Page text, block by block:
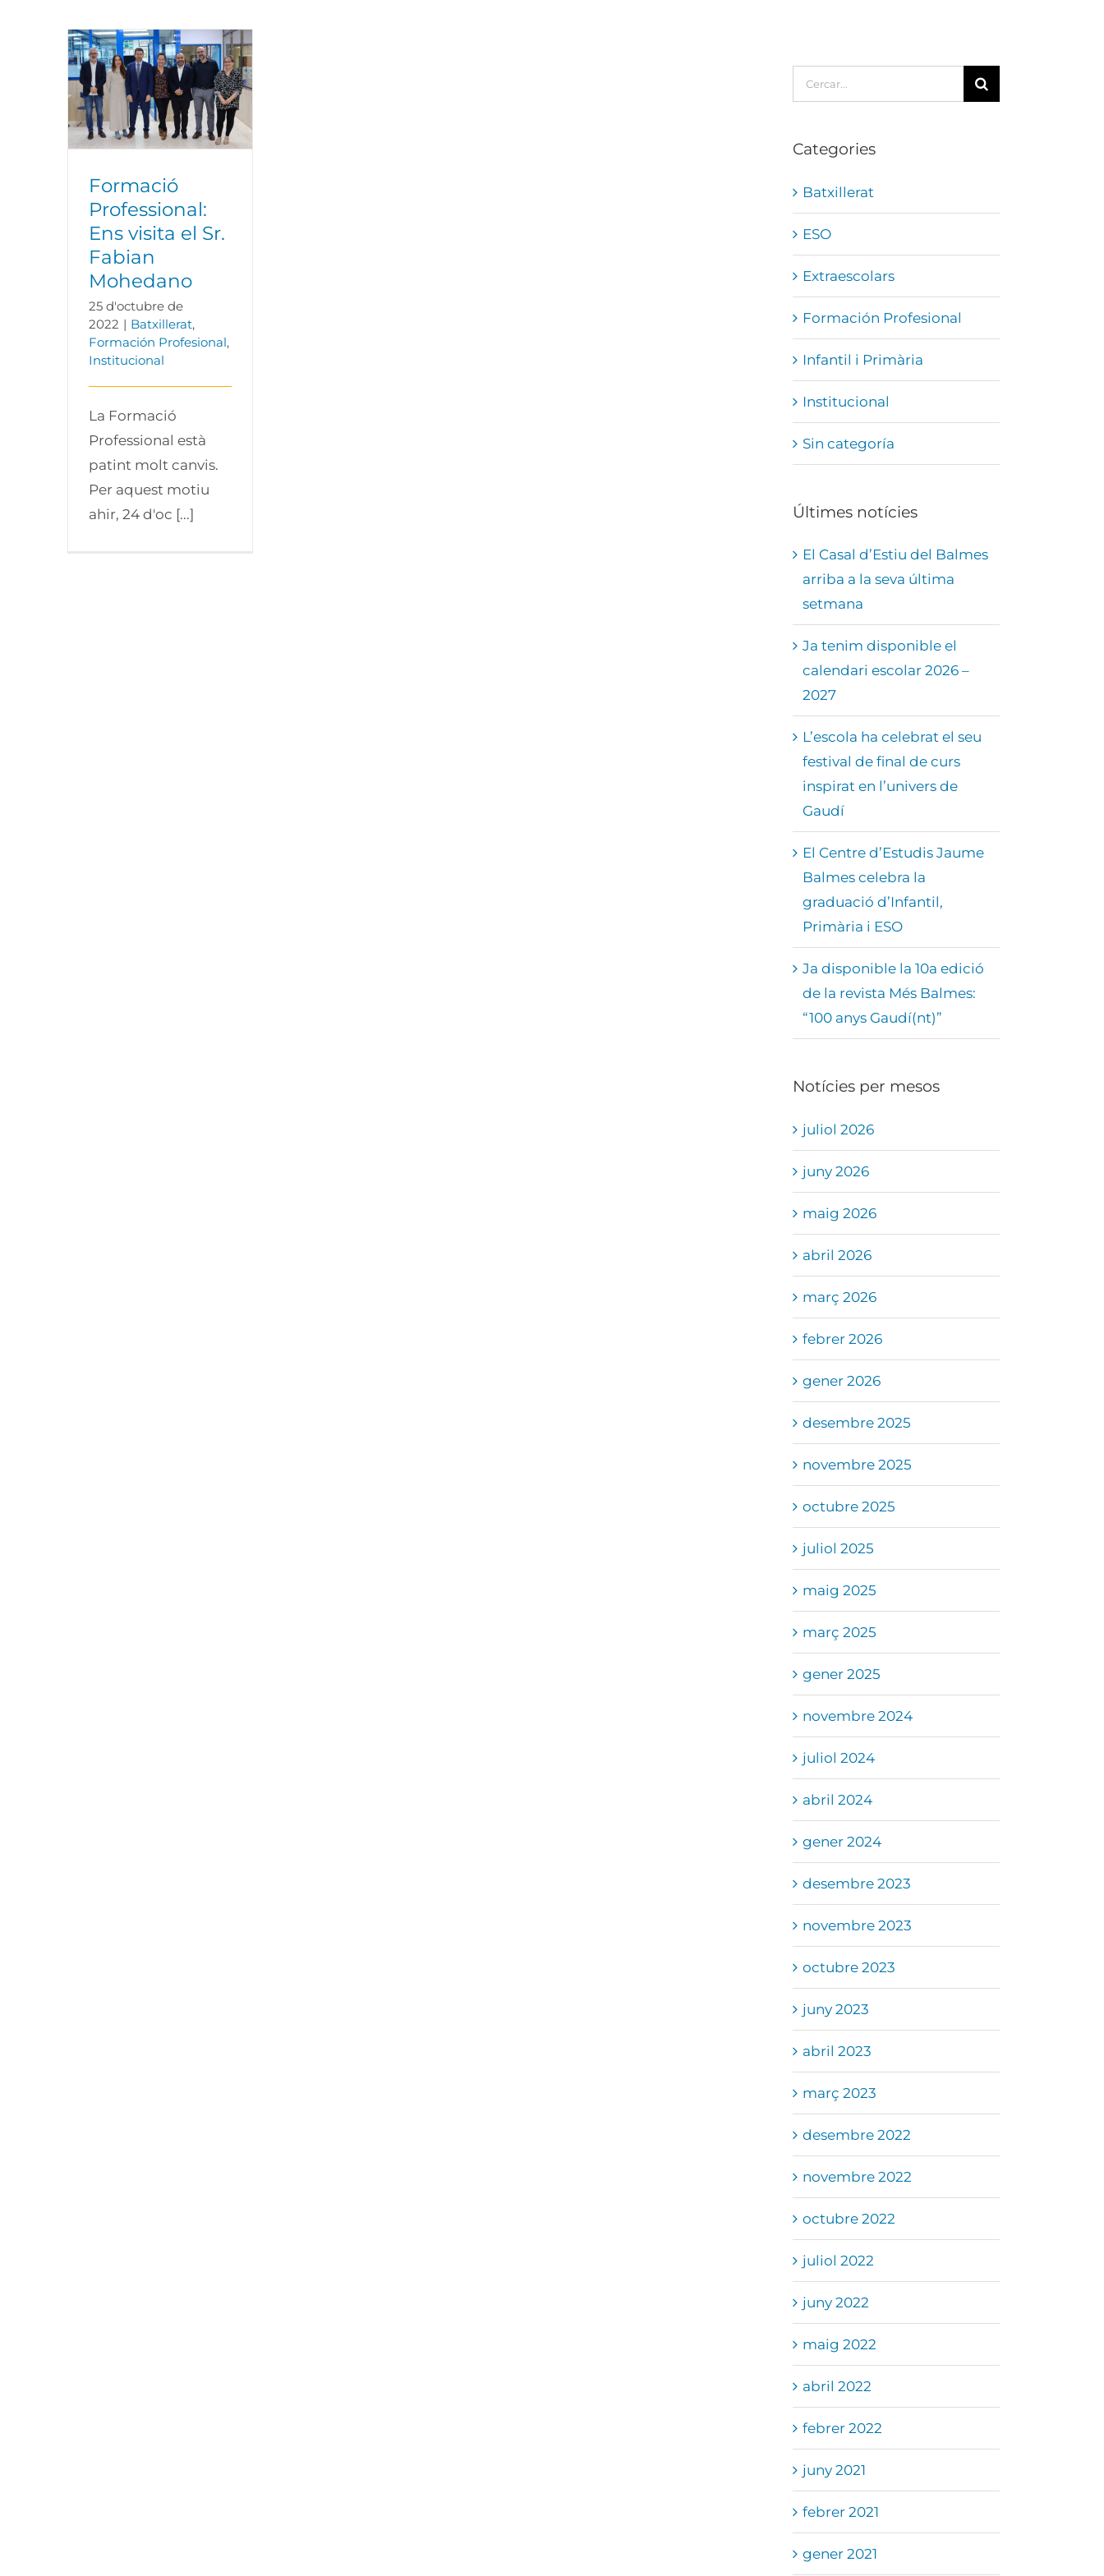
Formació Professional:
Ens visita el Sr. Fabian
Mohedano
Formació
Professional:
Ens visita el Sr.
Fabian
Mohedano
25 d'octubre de
2022 | Batxillerat,
Formación Profesional,
Institucional
La Formació
Professional està
patint molt canvis.
Per aquest motiu
ahir, 24 d'oc [...]
Cerca
…
Categories
Batxillerat
ESO
Extraescolars
Formación Profesional
Infantil i Primària
Institucional
Sin categoría
Últimes notícies
El Casal d’Estiu del Balmes
arriba a la seva última
setmana
Ja tenim disponible el
calendari escolar 2026 –
2027
L’escola ha celebrat el seu
festival de final de curs
inspirat en l’univers de
Gaudí
El Centre d’Estudis Jaume
Balmes celebra la
graduació d’Infantil,
Primària i ESO
Ja disponible la 10a edició
de la revista Més Balmes:
“100 anys Gaudí(nt)”
Notícies per mesos
juliol 2026
juny 2026
maig 2026
abril 2026
març 2026
febrer 2026
gener 2026
desembre 2025
novembre 2025
octubre 2025
juliol 2025
maig 2025
març 2025
gener 2025
novembre 2024
juliol 2024
abril 2024
gener 2024
desembre 2023
novembre 2023
octubre 2023
juny 2023
abril 2023
març 2023
desembre 2022
novembre 2022
octubre 2022
juliol 2022
juny 2022
maig 2022
abril 2022
febrer 2022
juny 2021
febrer 2021
gener 2021